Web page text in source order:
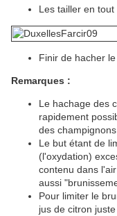
Les tailler en tout
Finir de hacher
Remarques :
Le hachage des
rapidement
des
Le but étant de
(l'oxydation)
contenu dans
aussi
Pour limiter le
jus de citron